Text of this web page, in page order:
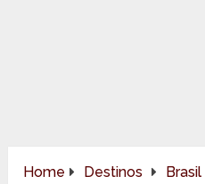
Home Destinos Brasil